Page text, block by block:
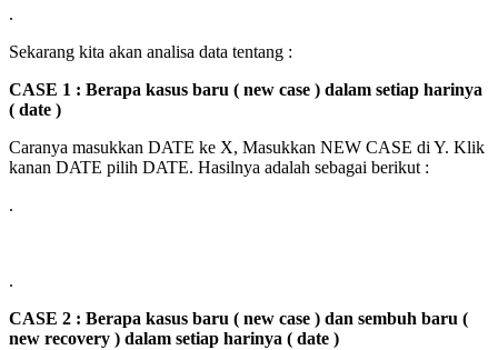
.
Sekarang kita akan analisa data tentang :
CASE 1 : Berapa kasus baru ( new case ) dalam setiap harinya
( date )
Caranya masukkan DATE ke X, Masukkan NEW CASE di Y. Klik
kanan DATE pilih DATE. Hasilnya adalah sebagai berikut :
.
.
CASE 2 : Berapa kasus baru ( new case ) dan sembuh baru (
new recovery ) dalam setiap harinya ( date )